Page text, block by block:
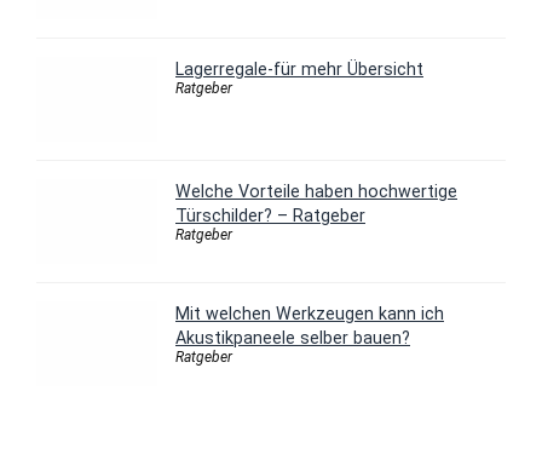
Lagerregale-für mehr Übersicht
Ratgeber
Welche Vorteile haben hochwertige
Türschilder? – Ratgeber
Ratgeber
Mit welchen Werkzeugen kann ich
Akustikpaneele selber bauen?
Ratgeber